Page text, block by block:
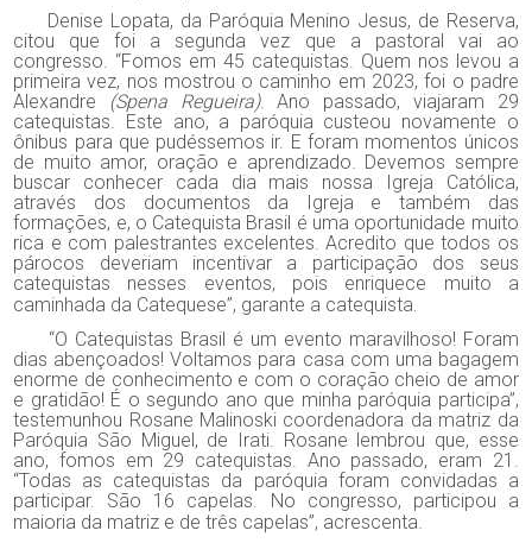
Denise Lopata, da Paróquia Menino Jesus, de Reserva,
citou que foi a segunda vez que a pastoral vai ao
congresso. “Fomos em 45 catequistas. Quem nos levou a
primeira vez, nos mostrou o caminho em 2023, foi o padre
Alexandre (Spena Regueira). Ano passado, viajaram 29
catequistas. Este ano, a paróquia custeou novamente o
ônibus para que pudéssemos ir. E foram momentos únicos
de muito amor, oração e aprendizado. Devemos sempre
buscar conhecer cada dia mais nossa Igreja Católica,
através dos documentos da Igreja e também das
formações, e, o Catequista Brasil é uma oportunidade muito
rica e com palestrantes excelentes. Acredito que todos os
párocos deveriam incentivar a participação dos seus
catequistas nesses eventos, pois enriquece muito a
caminhada da Catequese”, garante a catequista.
“O Catequistas Brasil é um evento maravilhoso! Foram
dias abençoados! Voltamos para casa com uma bagagem
enorme de conhecimento e com o coração cheio de amor
e gratidão! É o segundo ano que minha paróquia participa”,
testemunhou Rosane Malinoski coordenadora da matriz da
Paróquia São Miguel, de Irati. Rosane lembrou que, esse
ano, fomos em 29 catequistas. Ano passado, eram 21.
“Todas as catequistas da paróquia foram convidadas a
participar. São 16 capelas. No congresso, participou a
maioria da matriz e de três capelas”, acrescenta.